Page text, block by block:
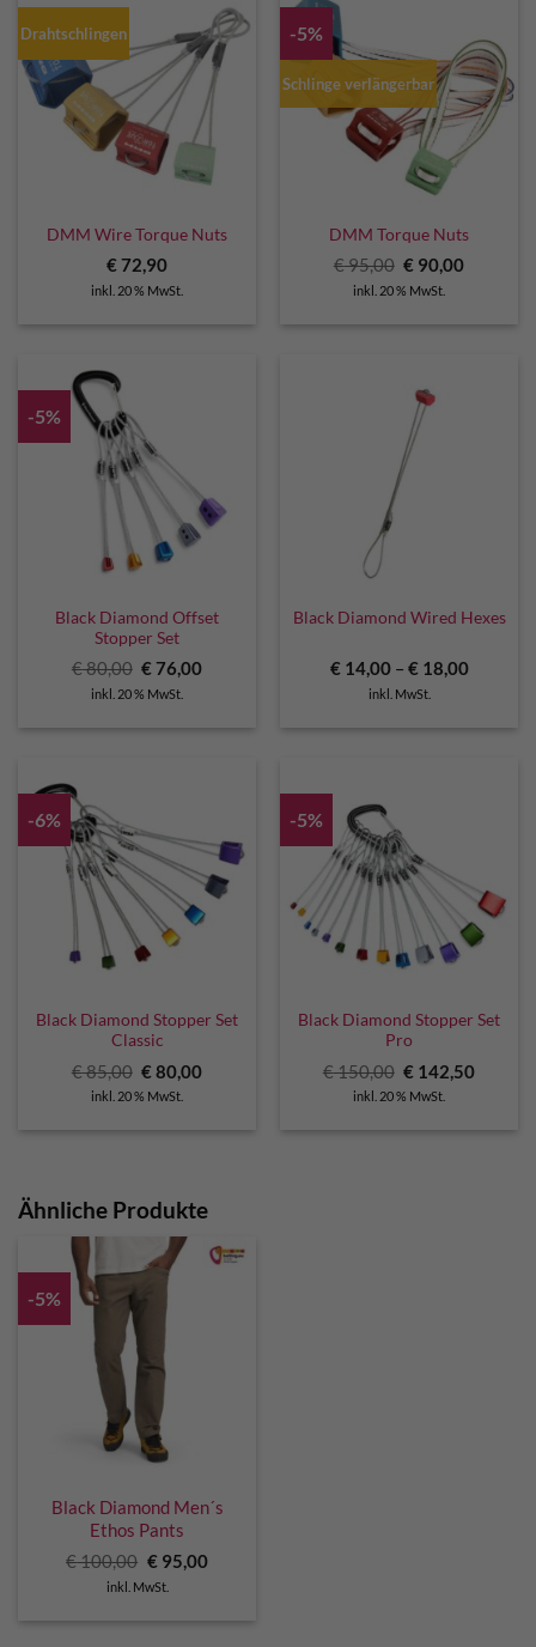
Drahtschlingen
DMM Wire Torque Nuts
€72,90
inkl. 20 % MwSt.
-5%
Schlinge verlängerbar
DMM Torque Nuts
€95,00 Ursprünglicher
Preis
war:
€ 90,00
inkl. 20 % MwSt.
-5%
Black Diamond Offset
Stopper Set
€80,00 Ursprünglicher
Preis
war:
€76,00Aktueller
inkl. 20 % MwSt.
Black Diamond Wired Hexes
€14,00– €18,00
inkl. MwSt.
-6%
Black Diamond Stopper Set
Classic
€85,00 Ursprünglicher
Preis
war:
€80,00Aktueller
inkl. 20 % MwSt.
-5%
Black Diamond Stopper Set
Pro
€150,00 Ursprünglicher
Preis
war:
€ 142,50
inkl. 20 % MwSt.
Ähnliche Produkte
-5%
Black Diamond Men´s
Ethos Pants
€100,00 Ursprünglicher
Preis
war:
€95,00Aktueller
inkl. MwSt.